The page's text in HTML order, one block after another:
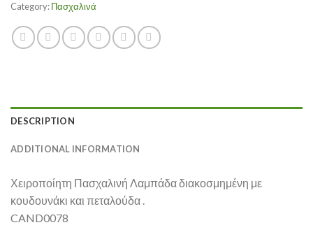
Category:Πασχαλινά
DESCRIPTION
ADDITIONAL INFORMATION
Χειροποίητη Πασχαλινή Λαμπάδα διακοσμημένη με
κουδουνάκι και πεταλούδα .
CAND0078